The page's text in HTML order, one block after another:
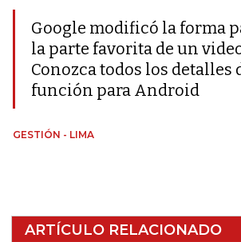
Google modificó la forma
la parte favorita de un
Conozca todos los detalles
función para Android
GESTIÓN - LIMA
ARTÍCULO RELACIONADO